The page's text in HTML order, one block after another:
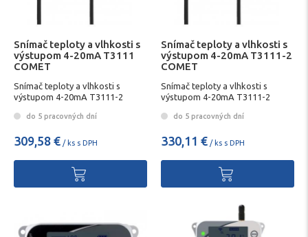
Snímač teploty a vlhkosti s
výstupom 4-20mA T3111
COMET
Snímač teploty a vlhkosti s
výstupom 4-20mA T3111-2
do 5 pracovných dní
309,58 € / ks s DPH
Snímač teploty a vlhkosti s
výstupom 4-20mA T3111-2
COMET
Snímač teploty a vlhkosti s
výstupom 4-20mA T3111-2
do 5 pracovných dní
330,11 € / ks s DPH